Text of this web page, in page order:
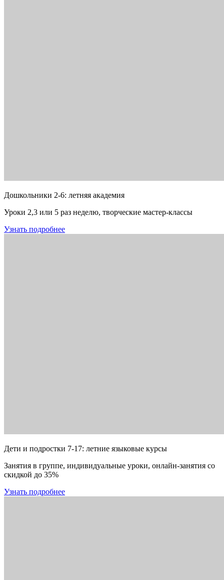
Дошкольники 2-6: летняя академия
Уроки 2,3 или 5 раз неделю, творческие мастер-классы
Узнать подробнее
Дети и подростки 7-17: летние языковые курсы
Занятия в группе, индивидуальные уроки, онлайн-занятия со
скидкой до 35%
Узнать подробнее